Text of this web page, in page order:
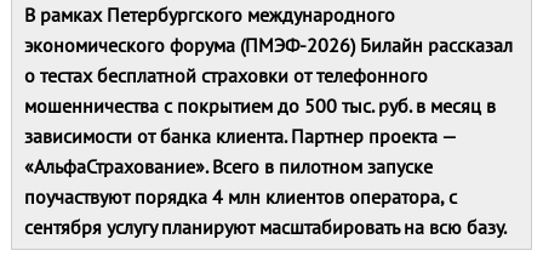
В рамках Петербургского международного
экономического форума (ПМЭФ-2026) Билайн рассказал
о тестах бесплатной страховки от телефонного
мошенничества с покрытием до 500 тыс. руб. в месяц в
зависимости от банка клиента. Партнер проекта —
«АльфаСтрахование». Всего в пилотном запуске
поучаствуют порядка 4 млн клиентов оператора, с
сентября услугу планируют масштабировать на всю базу.